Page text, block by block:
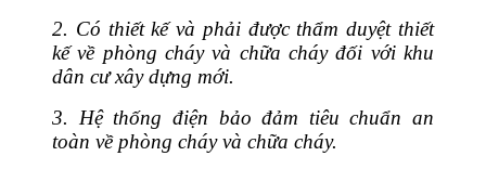
2. Có thiết kế và phải được thẩm duyệt thiết
kế về phòng cháy và chữa cháy đối với khu
dân cư xây dựng mới.
3. Hệ thống điện bảo đảm tiêu chuẩn an
toàn về phòng cháy và chữa cháy.